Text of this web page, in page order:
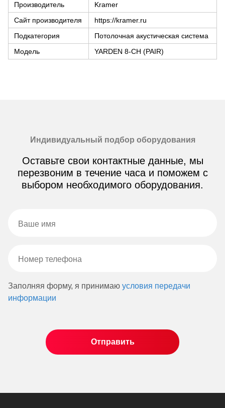
Производитель
Kramer
Сайт производителя
https://kramer.ru
Подкатегория
Потолочная акустическая система
Модель
YARDEN 8-CH (PAIR)
Индивидуальный подбор оборудования
Оставьте свои контактные данные, мы
перезвоним в течение часа и поможем с
выбором необходимого оборудования.
Заполняя форму, я принимаю условия передачи
информации